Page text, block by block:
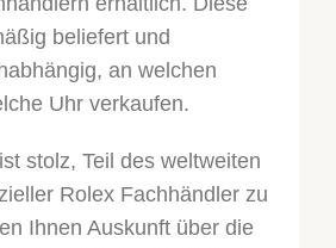
beliefert und
an welchen
Uhr verkaufen.
stolz, Teil des weltweiten
Rolex Fachhändler zu
Ihnen Auskunft über die